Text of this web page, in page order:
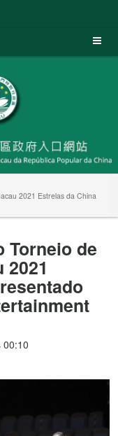
2021 Estrelas da China
Torneio de
2021
00:10